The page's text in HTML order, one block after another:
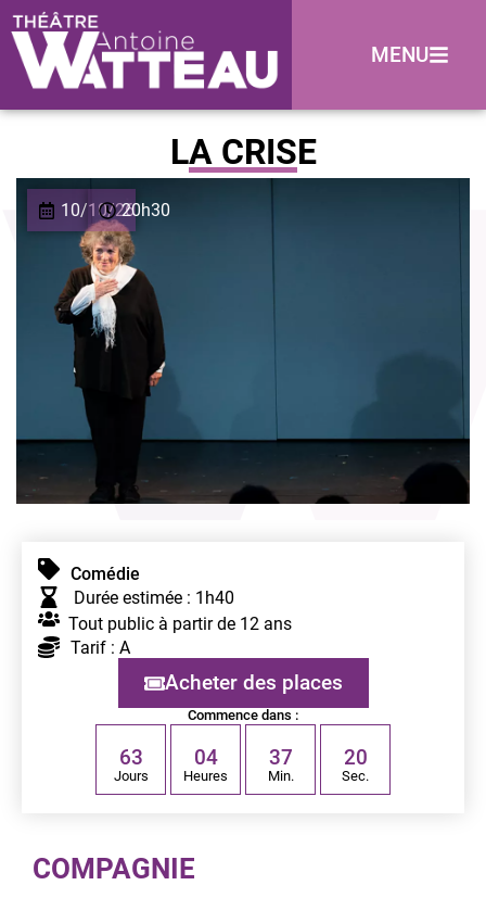
MENU
LA CRISE
10/10/2620h30
Comédie
Durée estimée : 1h40
Tout public à partir de 12 ans
Tarif : A
Acheter des places
Commence dans :
63
Jours
04
Heures
37
Min.
19
Sec.
COMPAGNIE